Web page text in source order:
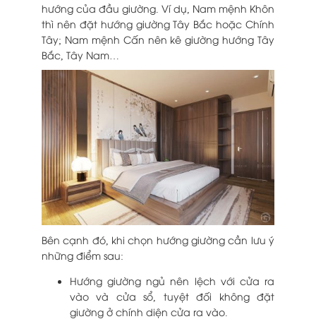
hướng của đầu giường. Ví dụ, Nam mệnh Khôn
thì nên đặt hướng giường Tây Bắc hoặc Chính
Tây; Nam mệnh Cấn nên kê giường hướng Tây
Bắc, Tây Nam…
Bên cạnh đó, khi chọn hướng giường cần lưu ý
những điểm sau:
Hướng giường ngủ nên lệch với cửa ra
vào và cửa sổ, tuyệt đối không đặt
giường ở chính diện cửa ra vào.